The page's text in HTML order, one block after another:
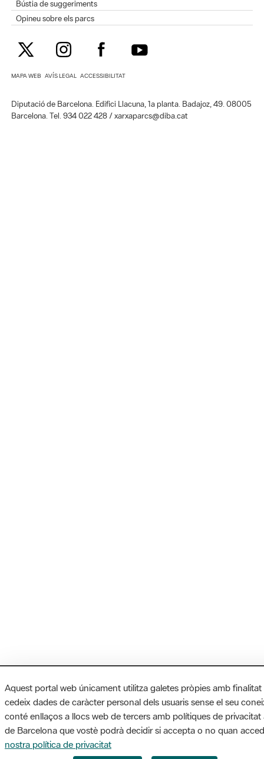
Bústia de suggeriments
Opineu sobre els parcs
MAPA WEB AVÍS LEGAL ACCESSIBILITAT
Diputació de Barcelona. Edifici Llacuna, 1a planta. Badajoz, 49. 08005
Barcelona. Tel. 934 022 428 / xarxaparcs@diba.cat
Aquest portal web únicament utilitza galetes pròpies amb
cedeix dades de caràcter personal dels usuaris sense el seu
conté enllaços a llocs web de tercers amb polítiques de privacitat
de Barcelona que vostè podrà decidir si accepta o no quan
nostra política de privacitat